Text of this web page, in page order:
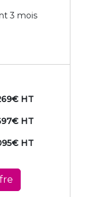
3 mois
HT
HT
HT